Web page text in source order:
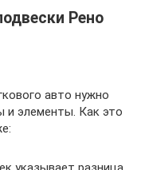
Рено
авто нужно
и элементы. Как это